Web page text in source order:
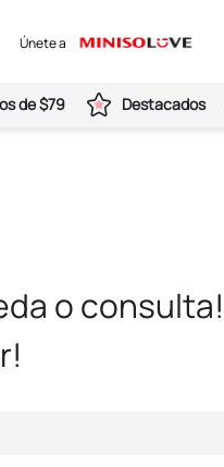
Únete a
de $79 Destacados
o consulta!